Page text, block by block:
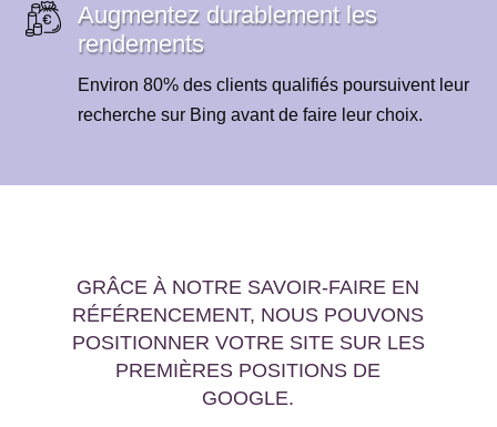
Augmentez durablement les
rendements
Environ 80% des clients qualifiés poursuivent leur
recherche sur Bing avant de faire leur choix.
GRÂCE À NOTRE SAVOIR-FAIRE EN
RÉFÉRENCEMENT, NOUS POUVONS
POSITIONNER VOTRE SITE SUR LES
PREMIÈRES POSITIONS DE
GOOGLE.